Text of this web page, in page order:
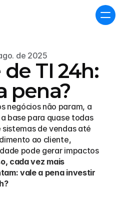
de 2025
TI 24h:
pena?
negócios não param, a
base para quase todas
de vendas até
ao cliente,
pode gerar impactos
cada vez mais
vale a pena investir